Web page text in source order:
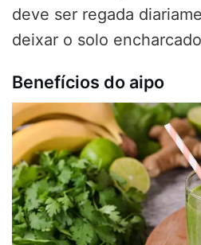
deve ser regada
deixar o solo
Benefícios do aipo